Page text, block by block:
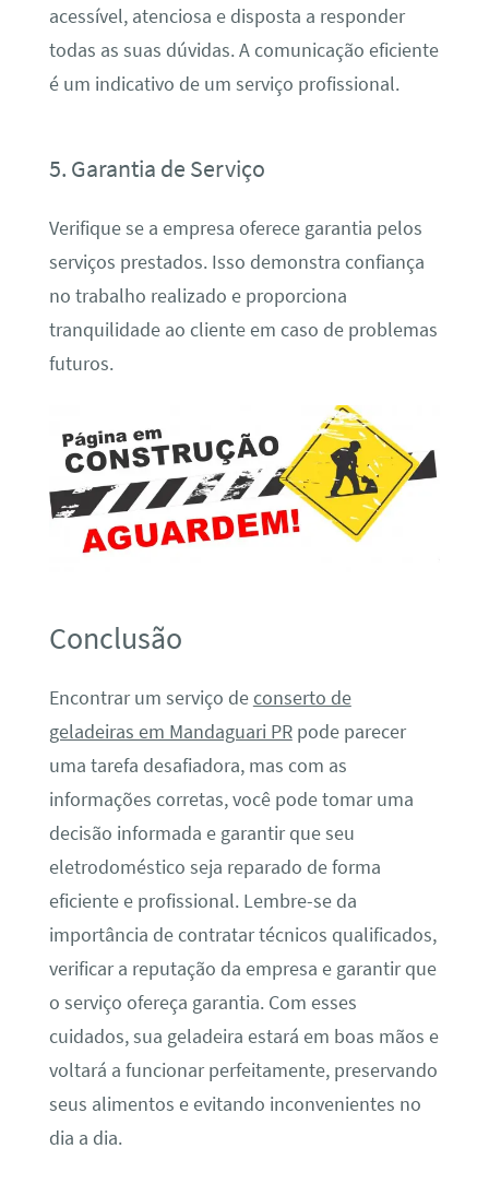
acessível, atenciosa e disposta a responder
todas as suas dúvidas. A comunicação eficiente
é um indicativo de um serviço profissional.
5. Garantia de Serviço
Verifique se a empresa oferece garantia pelos
serviços prestados. Isso demonstra confiança
no trabalho realizado e proporciona
tranquilidade ao cliente em caso de problemas
futuros.
Conclusão
Encontrar um serviço deconserto de
geladeiras em Mandaguari PRpode parecer
uma tarefa desafiadora, mas com as
informações corretas, você pode tomar uma
decisão informada e garantir que seu
eletrodoméstico seja reparado de forma
eficiente e profissional. Lembre-se da
importância de contratar técnicos qualificados,
verificar a reputação da empresa e garantir que
o serviço ofereça garantia. Com esses
cuidados, sua geladeira estará em boas mãos e
voltará a funcionar perfeitamente, preservando
seus alimentos e evitando inconvenientes no
dia a dia.